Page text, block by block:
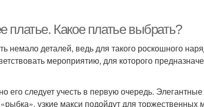
платье. Какое платье выбрать?
немало деталей, ведь для такого роскошного
мероприятию, для которого
его следует учесть в первую очередь.
узкие макси подойдут для торжественных